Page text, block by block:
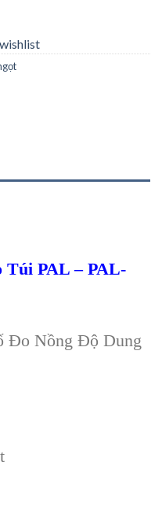
Túi PAL – PAL-
Đo Nồng Độ Dung